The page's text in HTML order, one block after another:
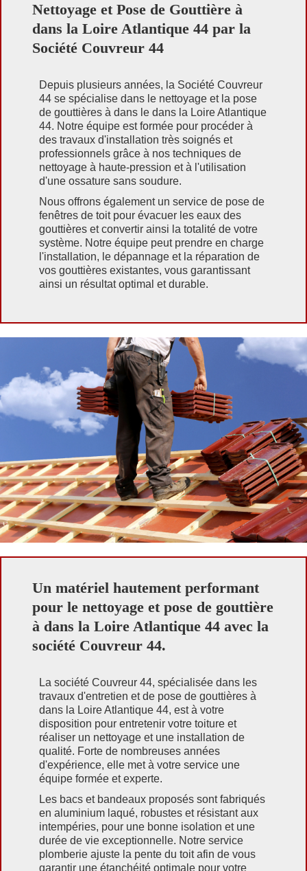
Nettoyage et Pose de Gouttière à
dans la Loire Atlantique 44 par la
Société Couvreur 44
Depuis plusieurs années, la Société Couvreur
44 se spécialise dans le nettoyage et la pose
de gouttières à dans le dans la Loire Atlantique
44. Notre équipe est formée pour procéder à
des travaux d'installation très soignés et
professionnels grâce à nos techniques de
nettoyage à haute-pression et à l'utilisation
d'une ossature sans soudure.
Nous offrons également un service de pose de
fenêtres de toit pour évacuer les eaux des
gouttières et convertir ainsi la totalité de votre
système. Notre équipe peut prendre en charge
l'installation, le dépannage et la réparation de
vos gouttières existantes, vous garantissant
ainsi un résultat optimal et durable.
Un matériel hautement performant
pour le nettoyage et pose de gouttière
à dans la Loire Atlantique 44 avec la
société Couvreur 44.
La société Couvreur 44, spécialisée dans les
travaux d'entretien et de pose de gouttières à
dans la Loire Atlantique 44, est à votre
disposition pour entretenir votre toiture et
réaliser un nettoyage et une installation de
qualité. Forte de nombreuses années
d'expérience, elle met à votre service une
équipe formée et experte.
Les bacs et bandeaux proposés sont fabriqués
en aluminium laqué, robustes et résistant aux
intempéries, pour une bonne isolation et une
durée de vie exceptionnelle. Notre service
plomberie ajuste la pente du toit afin de vous
garantir une étanchéité optimale pour votre